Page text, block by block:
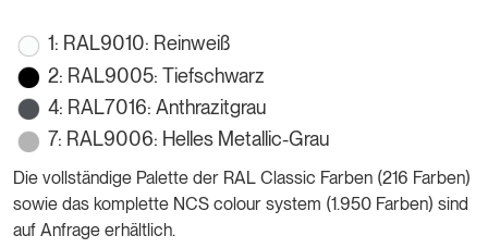
1: RAL9010: Reinweiß
2: RAL9005: Tiefschwarz
4: RAL7016: Anthrazitgrau
7: RAL9006: Helles Metallic-Grau
Die vollständige Palette der RAL Classic Farben (216 Farben)
sowie das komplette NCS colour system (1.950 Farben) sind
auf Anfrage erhältlich.